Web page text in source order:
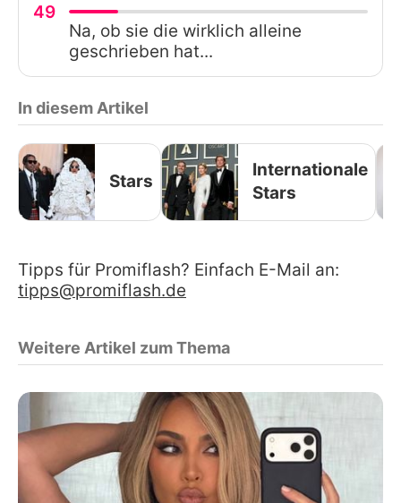
49
Na, ob sie die wirklich alleine
geschrieben hat...
In diesem Artikel
Stars
Internationale
Stars
Tipps für Promiflash? Einfach E-Mail an:
tipps@promiflash.de
Weitere Artikel zum Thema